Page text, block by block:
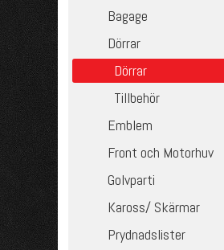
Bagage
Dörrar
Dörrar
Tillbehör
Emblem
Front och Motorhuv
Golvparti
Kaross/ Skärmar
Prydnadslister